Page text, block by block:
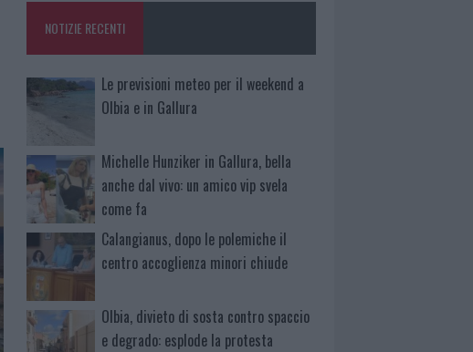
NOTIZIE RECENTI
Le previsioni meteo per il weekend a
Olbia e in Gallura
Michelle Hunziker in Gallura, bella
anche dal vivo: un amico vip svela
come fa
Calangianus, dopo le polemiche il
centro accoglienza minori chiude
Olbia, divieto di sosta contro spaccio
e degrado: esplode la protesta